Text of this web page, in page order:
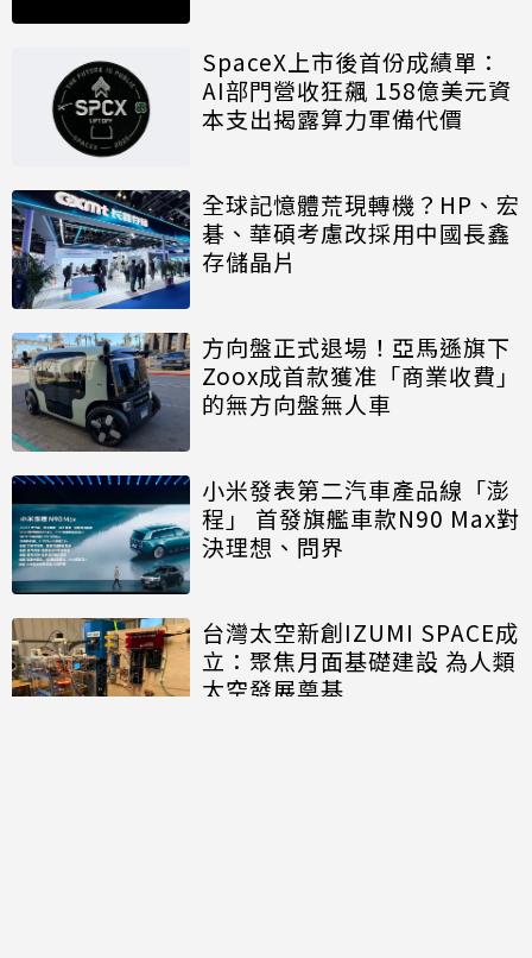
SpaceX上市後首份成績單：
AI部門營收狂飆 158億美元資
本支出揭露算力軍備代價
全球記憶體荒現轉機？HP、宏
碁、華碩考慮改採用中國長鑫
存儲晶片
方向盤正式退場！亞馬遜旗下
Zoox成首款獲准「商業收費」
的無方向盤無人車
小米發表第二汽車產品線「澎
程」 首發旗艦車款N90 Max對
決理想、問界
台灣太空新創IZUMI SPACE成
立：聚焦月面基礎建設 為人類
太空發展奠基